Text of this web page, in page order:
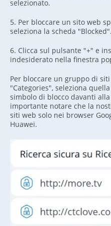
selezionato.
5. Per bloccare un sito web
seleziona la scheda "Blocked".
6. Clicca sul pulsante "+" e
indesiderato nella finestra
Per bloccare un gruppo di
"Categories", seleziona
simbolo di blocco davanti
importante notare che la
siti web solo nei browser
Huawei.